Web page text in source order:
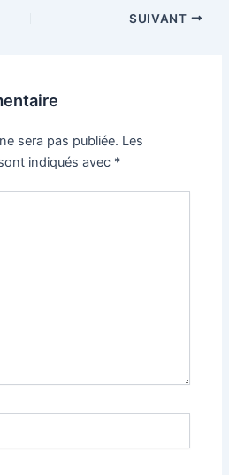
SUIVANT
sera pas publiée. Les
indiqués avec *